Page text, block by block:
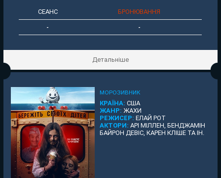
СЕАНС БРОНЮВАННЯ
- -
Детальніше
МОРОЗИВНИК
КРАЇНА: США
ЖАНР: ЖАХИ
РЕЖИСЕР: ЕЛАЙ РОТ
АКТОРИ: АРІ МІЛЛЕН, БЕНДЖАМІН
БАЙРОН ДЕВІС, КАРЕН КЛІШЕ ТА ІН.